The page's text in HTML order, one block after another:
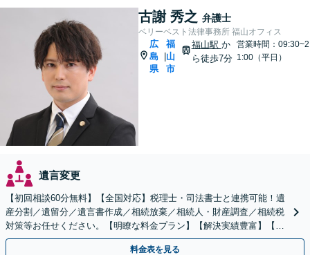
古謝 秀之 弁護士
ベリーベスト法律事務所 福山オフィス
広
島
県
福
山
市
福山駅 か
ら徒歩7分
営業時間：09:30~2
1:00（平日）
遺言変更
【初回相談60分無料】【全国対応】税理士・司法書士と連携可能！遺
産分割／遺留分／遺言書作成／相続放棄／相続人・財産調査／相続税
対策等お任せください。【明瞭な料金プラン】【解決実績豊富】【電
話相談可】
料金表を見る